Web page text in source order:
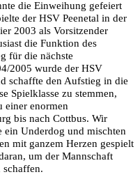
die Einweihung gefeiert
der HSV Peenetal in der
2003 als Vorsitzender
die Funktion des
für die nächste
2005 wurde der HSV
schaffte den Aufstieg in die
Spielklasse zu stemmen,
einer enormen
bis nach Cottbus. Wir
ein Underdog und mischten
mit ganzem Herzen gespielt
um der Mannschaft
schaffen.